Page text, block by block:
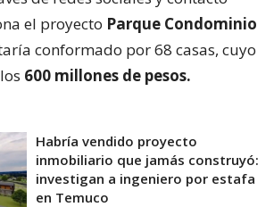
el proyecto Parque Condominio
conformado por 68 casas, cuyo
600 millones de pesos.
Habría vendido proyecto
inmobiliario que jamás construyó:
investigan a ingeniero por estafa
en Temuco